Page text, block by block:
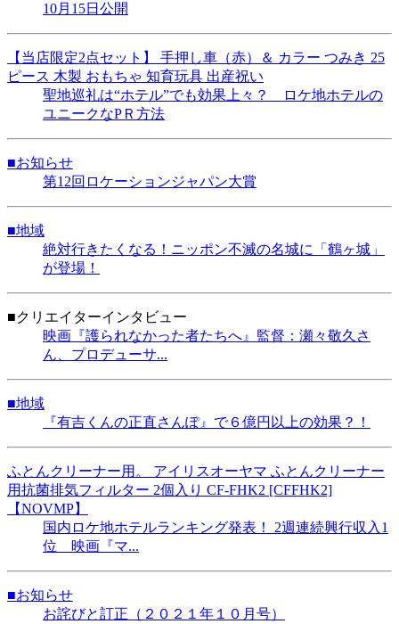
10月15日公開
【当店限定2点セット】 手押し車（赤）＆ カラー つみき 25
ピース 木製 おもちゃ 知育玩具 出産祝い
聖地巡礼は“ホテル”でも効果上々？ ロケ地ホテルの
ユニークなPＲ方法
■お知らせ
第12回ロケーションジャパン大賞
■地域
絶対行きたくなる！ニッポン不滅の名城に「鶴ヶ城」
が登場！
■クリエイターインタビュー
映画『護られなかった者たちへ』監督：瀬々敬久さ
ん、プロデューサ...
■地域
『有吉くんの正直さんぽ』で６億円以上の効果？！
ふとんクリーナー用。 アイリスオーヤマ ふとんクリーナー
用抗菌排気フィルター 2個入り CF-FHK2 [CFFHK2]
【NOVMP】
国内ロケ地ホテルランキング発表！ 2週連続興行収入1
位 映画『マ...
■お知らせ
お詫びと訂正（２０２１年１０月号）